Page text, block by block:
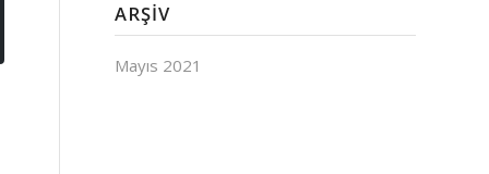
ARŞIV
Mayıs 2021